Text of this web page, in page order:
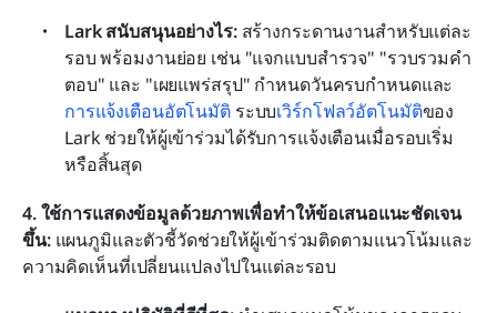
Lark สนับสนุนอย่างไร: สร้างกระดานงานสำหรับแต่ละ
รอบ พร้อมงานย่อย เช่น "แจกแบบสำรวจ" "รวบรวมคำ
ตอบ" และ "เผยแพร่สรุป" กำหนดวันครบกำหนดและ
การแจ้งเตือนอัตโนมัติ ระบบเวิร์กโฟลว์อัตโนมัติของ
Lark ช่วยให้ผู้เข้าร่วมได้รับการแจ้งเตือนเมื่อรอบเริ่ม
หรือสิ้นสุด
4. ใช้การแสดงข้อมูลด้วยภาพเพื่อทำให้ข้อเสนอแนะชัดเจน
ขึ้น: แผนภูมิและตัวชี้วัดช่วยให้ผู้เข้าร่วมติดตามแนวโน้มและ
ความคิดเห็นที่เปลี่ยนแปลงไปในแต่ละรอบ